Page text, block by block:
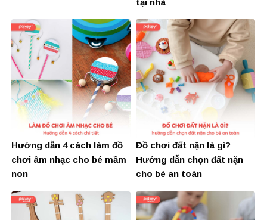
tại nhà
Hướng dẫn 4 cách làm đồ
chơi âm nhạc cho bé mầm
non
Đồ chơi đất nặn là gì?
Hướng dẫn chọn đất nặn
cho bé an toàn